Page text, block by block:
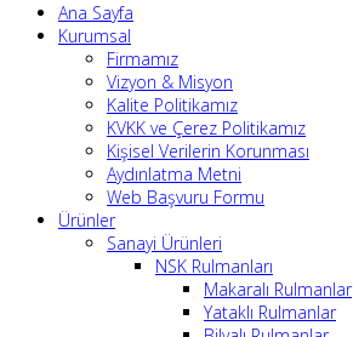
Ana Sayfa
Kurumsal
Firmamız
Vizyon & Misyon
Kalite Politikamız
KVKK ve Çerez Politikamız
Kişisel Verilerin Korunması
Aydınlatma Metni
Web Başvuru Formu
Ürünler
Sanayi Ürünleri
NSK Rulmanları
Makaralı Rulmanlar
Yataklı Rulmanlar